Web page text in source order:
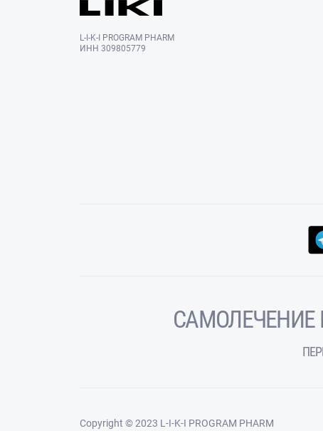
L-I-K-I PROGRAM PHARM
ИНН 309805779
Copyright © 2023 L-I-K-I PROGRAM PHARM